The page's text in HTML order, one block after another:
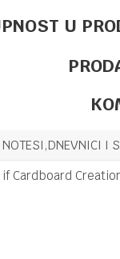
NOTESI,DNEVNICI I
if Cardboard